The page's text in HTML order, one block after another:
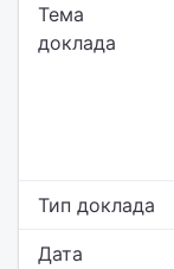
Тема
доклада
Тип доклада
Дата